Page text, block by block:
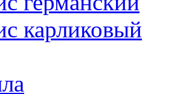
карликовый